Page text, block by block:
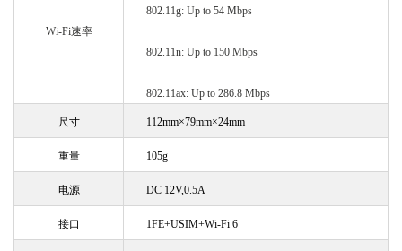
Wi-Fi速率
802.11g: Up to 54 Mbps
802.11n: Up to 150 Mbps
802.11ax: Up to 286.8 Mbps
尺寸 112mm×79mm×24mm
重量 105g
电源 DC 12V,0.5A
接口 1FE+USIM+Wi-Fi 6